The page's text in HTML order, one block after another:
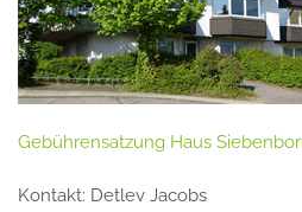
Gebührensatzung Haus
Kontakt: Detlev Jacobs